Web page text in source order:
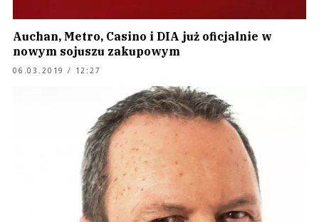
Auchan, Metro, Casino i DIA już oficjalnie w
nowym sojuszu zakupowym
06.03.2019 / 12:27